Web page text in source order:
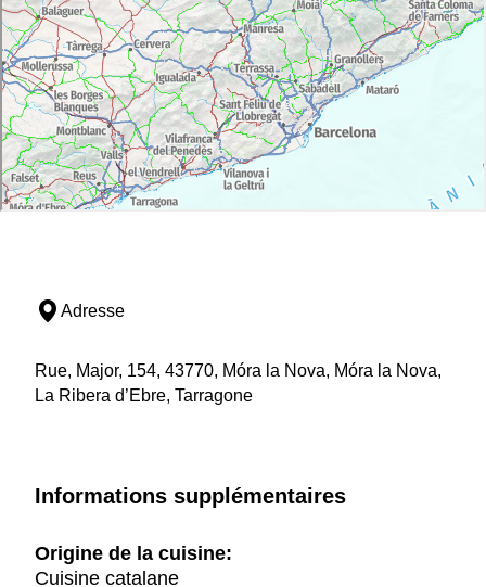
Adresse
Rue, Major, 154, 43770, Móra la Nova, Móra la Nova,
La Ribera d’Ebre, Tarragone
Informations supplémentaires
Origine de la cuisine:
Cuisine catalane